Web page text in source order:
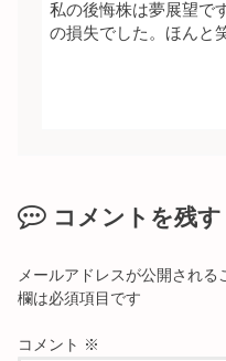
私の後悔株は夢展望で
の損失でした。ほんと
コメントを残す
メールアドレスが公開される
欄は必須項目です
コメント ※